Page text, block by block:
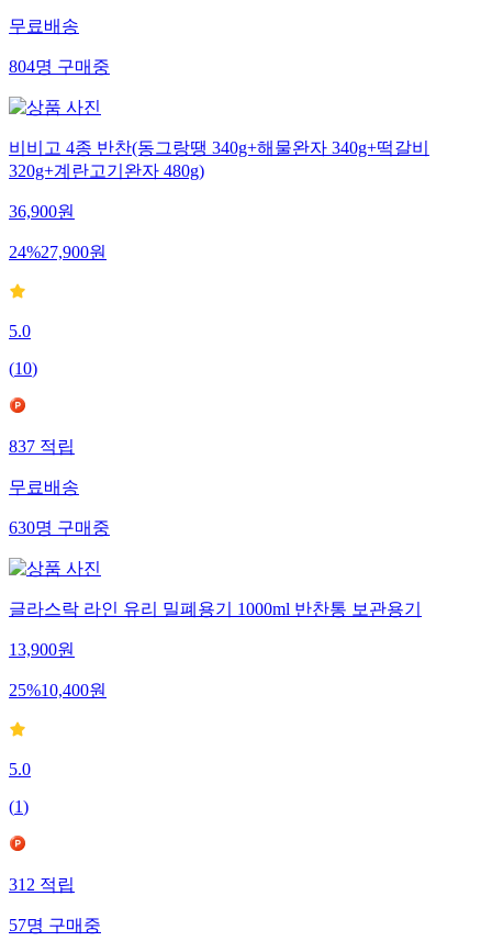
무료배송
804명구매중
비비고 4종 반찬(동그랑땡 340g+해물완자 340g+떡갈비
320g+계란고기완자 480g)
36,900원
24%27,900원
5.0
(10)
837적립
무료배송
630명구매중
글라스락 라인 유리 밀폐용기 1000ml 반찬통 보관용기
13,900원
25%10,400원
5.0
(1)
312적립
57명구매중